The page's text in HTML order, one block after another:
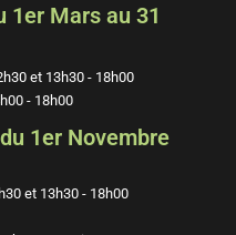
1er Mars au 31
et 13h30 - 18h00
- 18h00
1er Novembre
et 13h30 - 18h00